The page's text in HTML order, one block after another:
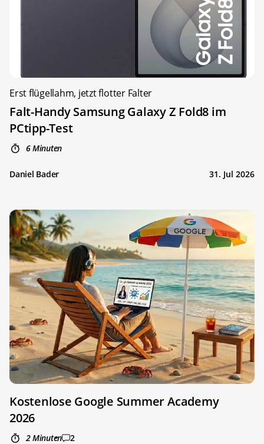
Erst flügellahm, jetzt flotter Falter
Falt-Handy Samsung Galaxy Z Fold8 im
PCtipp-Test
6 Minuten
Daniel Bader 31. Jul 2026
Kostenlose Google Summer Academy
2026
2 Minuten 2